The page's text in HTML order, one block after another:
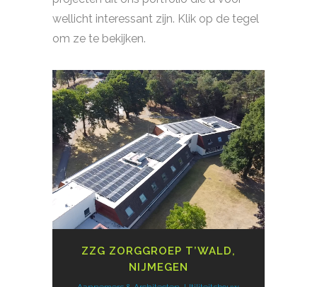
wellicht interessant zijn. Klik op de tegel
om ze te bekijken.
ZZG ZORGGROEP T’WALD,
NIJMEGEN